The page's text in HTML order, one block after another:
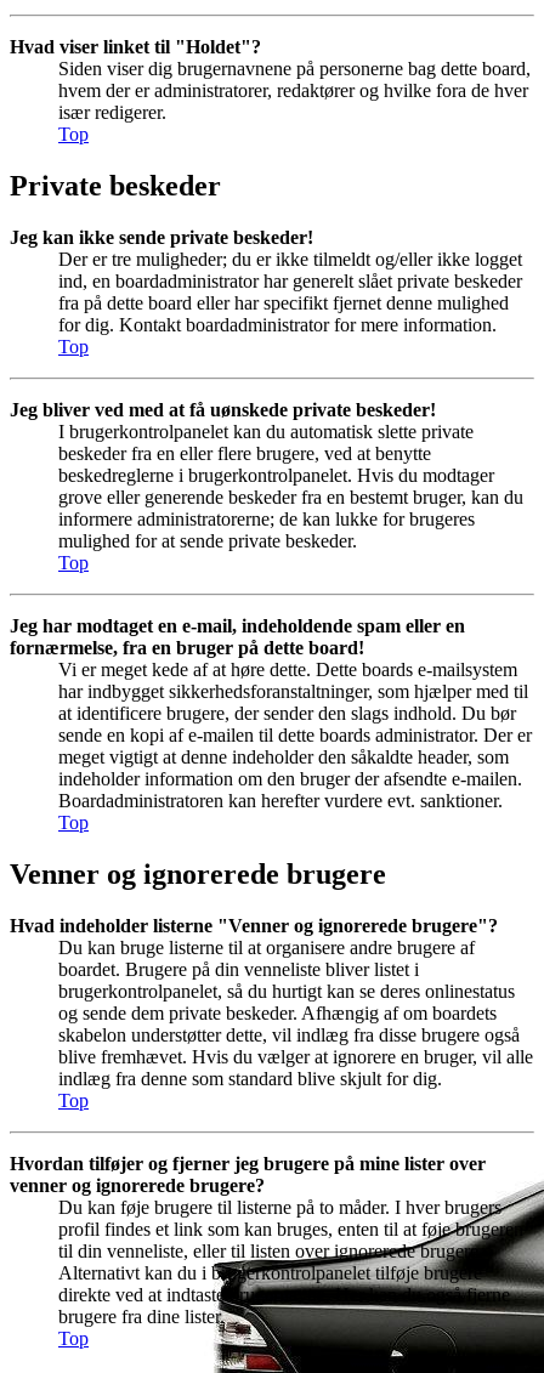
Hvad viser linket til "Holdet"?
Siden viser dig brugernavnene på personerne bag dette board,
hvem der er administratorer, redaktører og hvilke fora de hver
især redigerer.
Top
Private beskeder
Jeg kan ikke sende private beskeder!
Der er tre muligheder; du er ikke tilmeldt og/eller ikke logget
ind, en boardadministrator har generelt slået private beskeder
fra på dette board eller har specifikt fjernet denne mulighed
for dig. Kontakt boardadministrator for mere information.
Top
Jeg bliver ved med at få uønskede private beskeder!
I brugerkontrolpanelet kan du automatisk slette private
beskeder fra en eller flere brugere, ved at benytte
beskedreglerne i brugerkontrolpanelet. Hvis du modtager
grove eller generende beskeder fra en bestemt bruger, kan du
informere administratorerne; de kan lukke for brugeres
mulighed for at sende private beskeder.
Top
Jeg har modtaget en e-mail, indeholdende spam eller en
fornærmelse, fra en bruger på dette board!
Vi er meget kede af at høre dette. Dette boards e-mailsystem
har indbygget sikkerhedsforanstaltninger, som hjælper med til
at identificere brugere, der sender den slags indhold. Du bør
sende en kopi af e-mailen til dette boards administrator. Der er
meget vigtigt at denne indeholder den såkaldte header, som
indeholder information om den bruger der afsendte e-mailen.
Boardadministratoren kan herefter vurdere evt. sanktioner.
Top
Venner og ignorerede brugere
Hvad indeholder listerne "Venner og ignorerede brugere"?
Du kan bruge listerne til at organisere andre brugere af
boardet. Brugere på din venneliste bliver listet i
brugerkontrolpanelet, så du hurtigt kan se deres onlinestatus
og sende dem private beskeder. Afhængig af om boardets
skabelon understøtter dette, vil indlæg fra disse brugere også
blive fremhævet. Hvis du vælger at ignorere en bruger, vil alle
indlæg fra denne som standard blive skjult for dig.
Top
Hvordan tilføjer og fjerner jeg brugere på mine lister over
venner og ignorerede brugere?
Du kan føje brugere til listerne på to måder. I hver brugers
profil findes et link som kan bruges, enten til at føje brugeren
til din venneliste, eller til listen over ignorerede brugere.
Alternativt kan du i brugerkontrolpanelet tilføje brugere
direkte ved at indtaste brugernavne. Her kan du også fjerne
brugere fra dine lister.
Top